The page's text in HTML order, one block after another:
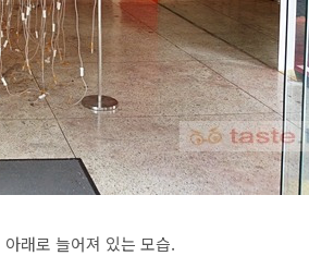
래로 늘어져 있는 모습.